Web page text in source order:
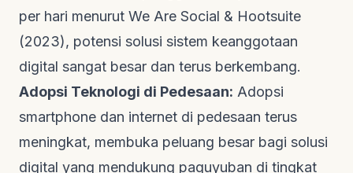
per hari menurut We Are Social & Hootsuite
(2023), potensi solusi sistem keanggotaan
digital sangat besar dan terus berkembang.
Adopsi Teknologi di Pedesaan: Adopsi
smartphone dan internet di pedesaan terus
meningkat, membuka peluang besar bagi solusi
digital yang mendukung paguyuban di tingkat